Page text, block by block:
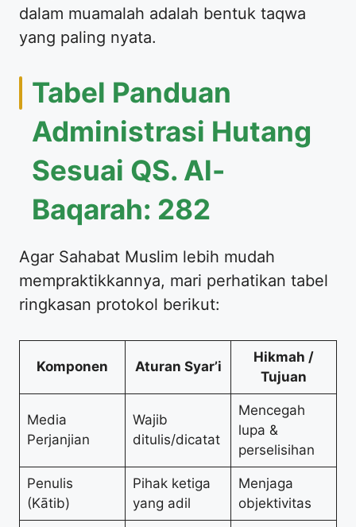
dalam muamalah adalah bentuk taqwa
yang paling nyata.
Tabel Panduan
Administrasi Hutang
Sesuai QS. Al-
Baqarah: 282
Agar Sahabat Muslim lebih mudah
mempraktikkannya, mari perhatikan tabel
ringkasan protokol berikut:
Komponen Aturan Syar’i
Hikmah /
Tujuan
Media
Perjanjian
Wajib
ditulis/dicatat
Mencegah
lupa &
perselisihan
Penulis
(Kātib)
Pihak ketiga
yang adil
Menjaga
objektivitas